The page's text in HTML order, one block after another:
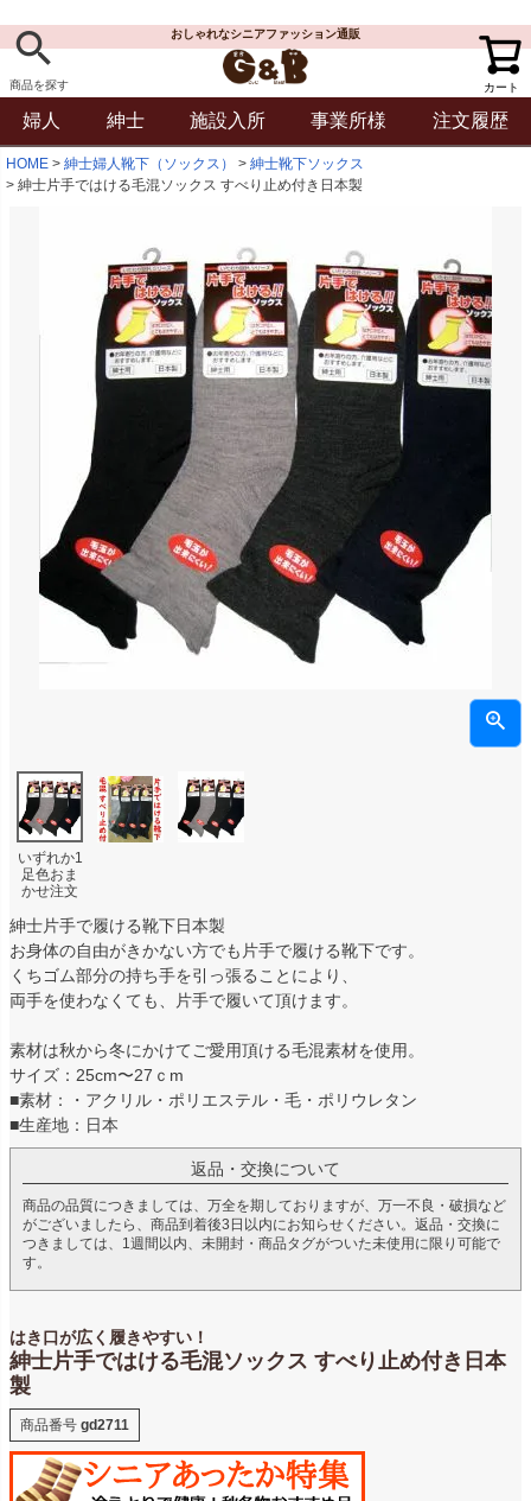
商品を探す
おしゃれなシニアファッション通販
カート
婦人 紳士 施設入所 事業所様 注文履歴
HOME 紳士婦人靴下（ソックス）
紳士靴下ソックス
紳士片手ではける毛混ソックス すべり止め付き日本製
いずれか1
足色おま
かせ注文
紳士片手で履ける靴下日本製
お身体の自由がきかない方でも片手で履ける靴下です。
くちゴム部分の持ち手を引っ張ることにより、
両手を使わなくても、片手で履いて頂けます。
素材は秋から冬にかけてご愛用頂ける毛混素材を使用。
サイズ：25cm〜27ｃm
■素材：・アクリル・ポリエステル・毛・ポリウレタン
■生産地：日本
返品・交換について
商品の品質につきましては、万全を期しておりますが、万一不良・破損など
がございましたら、商品到着後3日以内にお知らせください。返品・交換に
つきましては、1週間以内、未開封・商品タグがついた未使用に限り可能で
す。
はき口が広く履きやすい！
紳士片手ではける毛混ソックス すべり止め付き日本
製
商品番号 gd2711